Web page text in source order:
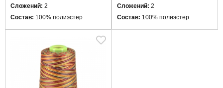
Сложений: 2
Состав: 100% полиэстер
Сложений: 2
Состав: 100% полиэстер